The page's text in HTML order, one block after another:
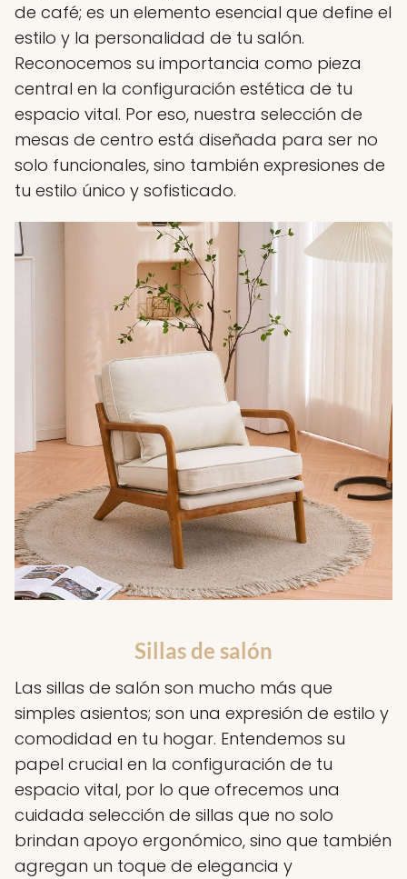
de café; es un elemento esencial que define el
estilo y la personalidad de tu salón.
Reconocemos su importancia como pieza
central en la configuración estética de tu
espacio vital. Por eso, nuestra selección de
mesas de centro está diseñada para ser no
solo funcionales, sino también expresiones de
tu estilo único y sofisticado.
Sillas de salón
Las sillas de salón son mucho más que
simples asientos; son una expresión de estilo y
comodidad en tu hogar. Entendemos su
papel crucial en la configuración de tu
espacio vital, por lo que ofrecemos una
cuidada selección de sillas que no solo
brindan apoyo ergonómico, sino que también
agregan un toque de elegancia y